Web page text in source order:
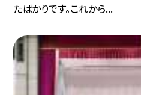
たばかりです。これから...